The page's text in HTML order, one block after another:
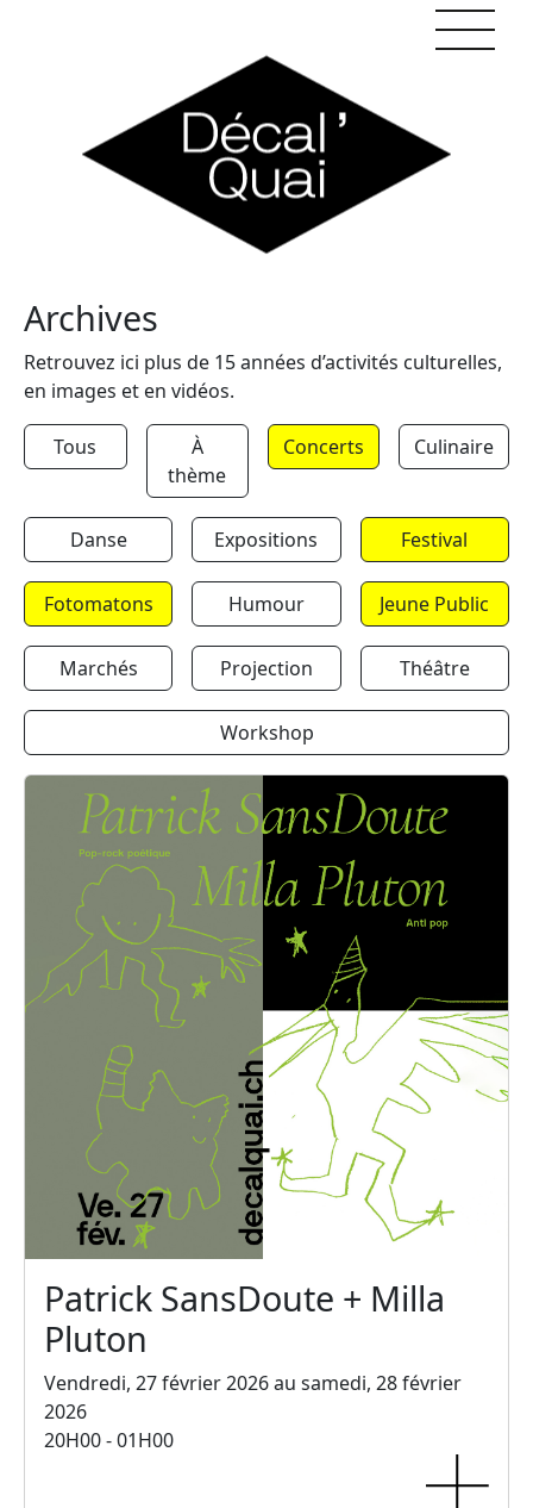
Archives
Retrouvez ici plus de 15 années d’activités culturelles,
en images et en vidéos.
Tous
À
thème
Concerts Culinaire
Danse Expositions Festival
Fotomatons Humour Jeune Public
Marchés Projection Théâtre
Workshop
Patrick SansDoute + Milla
Pluton
Vendredi, 27 février 2026 au samedi, 28 février
2026
20H00 - 01H00